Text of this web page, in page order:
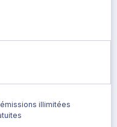
illimitées